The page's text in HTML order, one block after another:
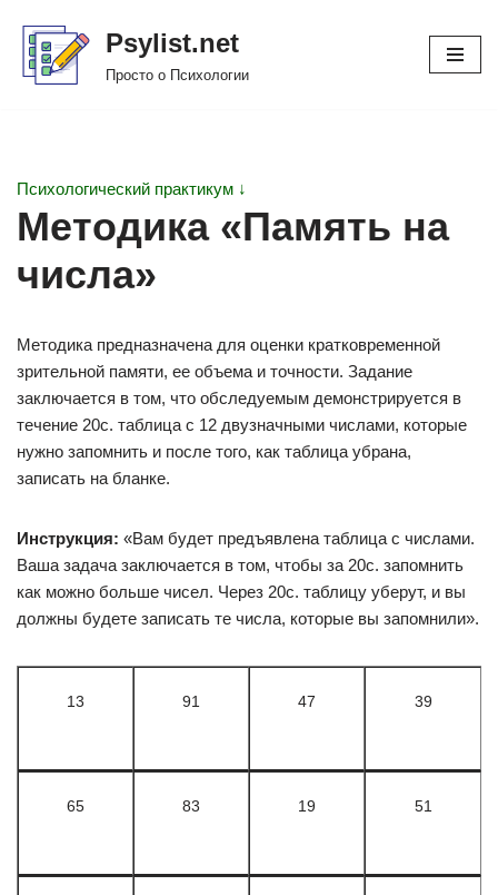
Перейти
Psylist.net
Просто о Психологии
Психологический практикум ↓
Методика «Память на
числа»
Методика предназначена для оценки кратковременной
зрительной памяти, ее объема и точности. Задание
заключается в том, что обследуемым демонстрируется в
течение 20с. таблица с 12 двузначными числами, которые
нужно запомнить и после того, как таблица убрана,
записать на бланке.
Инструкция: «Вам будет предъявлена таблица с числами.
Ваша задача заключается в том, чтобы за 20с. запомнить
как можно больше чисел. Через 20с. таблицу уберут, и вы
должны будете записать те числа, которые вы запомнили».
13 91 47 39
65 83 19 51